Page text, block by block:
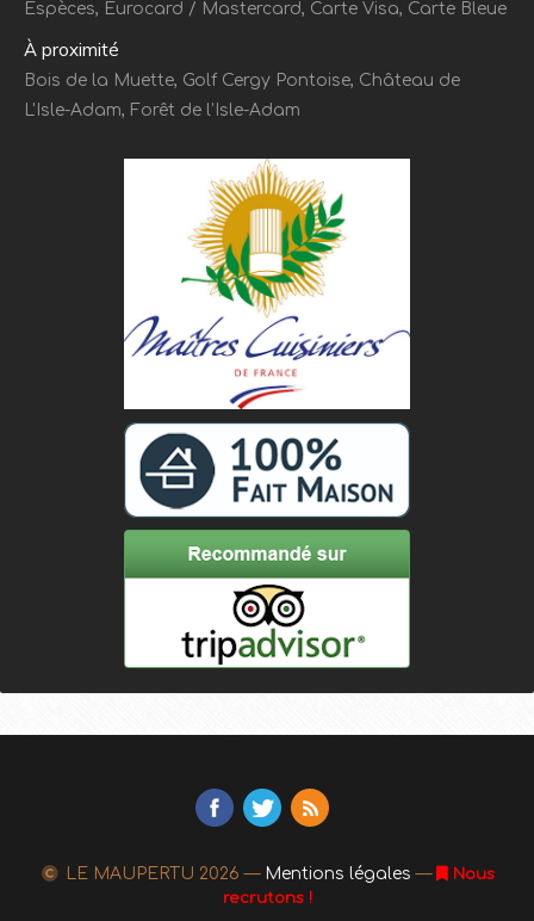
Espèces, Eurocard / Mastercard, Carte Visa, Carte Bleue
À proximité
Bois de la Muette, Golf Cergy Pontoise, Château de
L'Isle-Adam, Forêt de l’Isle-Adam
LE MAUPERTU 2026 — Mentions légales —
Nous
recrutons !